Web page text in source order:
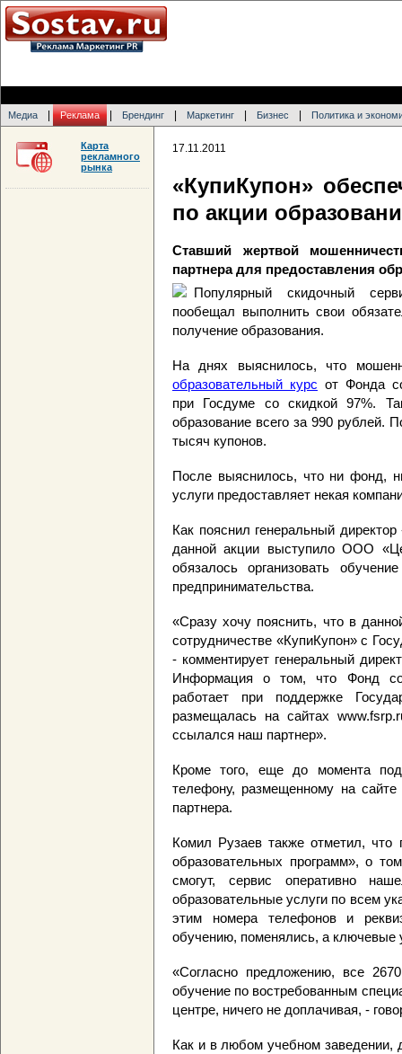
Медиа Реклама Брендинг Маркетинг Бизнес Политика и
17.11.2011
«КупиКупон»
по акции
Ставший жертвой
партнера для предоставления
Популярный скидочный
пообещал выполнить свои
получение образования.
На днях выяснилось, что
образовательный курс от Фонда
при Госдуме со скидкой 97%.
образование всего за 990 рублей.
тысяч купонов.
После выяснилось, что ни фонд,
услуги предоставляет некая
Как пояснил генеральный
данной акции выступило ООО
обязалось организовать
предпринимательства.
«Сразу хочу пояснить, что в
сотрудничестве «КупиКупон» с
- комментирует генеральный
Информация о том, что Фонд
работает при поддержке
размещалась на сайтах
ссылался наш партнер».
Кроме того, еще до момента
телефону, размещенному на
партнера.
Комил Рузаев также отметил,
образовательных программ», о
смогут, сервис оперативно
образовательные услуги по всем
этим номера телефонов и
обучению, поменялись, а ключевые
«Согласно предложению, все
обучение по востребованным
центре, ничего не доплачивая, -
Как и в любом учебном заведении,
Карта
рекламного
рынка